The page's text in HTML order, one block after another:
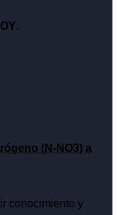
.
(N-NO3) a
conocimiento y